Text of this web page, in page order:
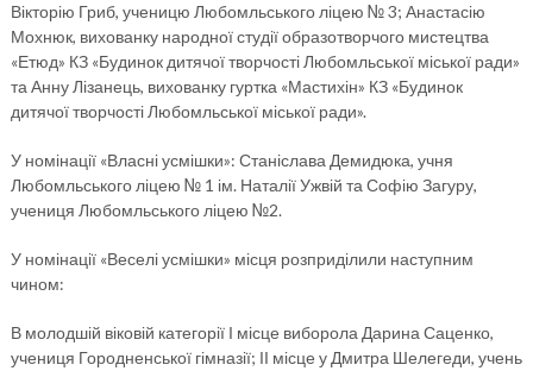
Вікторію Гриб, ученицю Любомльського ліцею № 3; Анастасію
Мохнюк, вихованку народної студії образотворчого мистецтва
«Етюд» КЗ «Будинок дитячої творчості Любомльської міської ради»
та Анну Лізанець, вихованку гуртка «Мастихін» КЗ «Будинок
дитячої творчості Любомльської міської ради».
У номінації «Власні усмішки»: Станіслава Демидюка, учня
Любомльського ліцею № 1 ім. Наталії Ужвій та Софію Загуру,
учениця Любомльського ліцею №2.
У номінації «Веселі усмішки» місця розприділили наступним
чином:
В молодшій віковій категорії І місце виборола Дарина Саценко,
учениця Городненської гімназії; ІІ місце у Дмитра Шелегеди, учень